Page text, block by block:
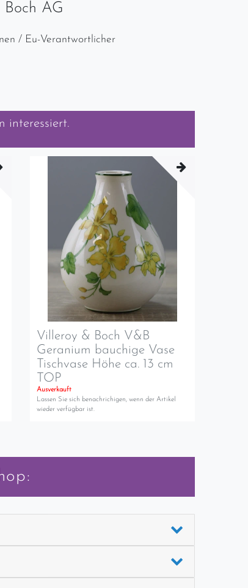
AG
/ Eu-Verantwortlicher
interessiert.
Villeroy & Boch V&B
Geranium bauchige Vase
Tischvase Höhe ca. 13 cm
TOP
Ausverkauft
Lassen Sie sich benachrichigen, wenn der Artikel
wieder verfügbar ist.